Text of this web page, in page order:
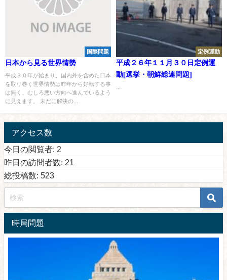
国際問題
日本から見る世界情勢
平成３０年が始まり、国内外を含めた日本
を取り巻く世界情勢は昨年から好転する事
は無く、むしろ悪い方向へ進んでいるよう
に見えます。 未だに解決の...
定例運動
平成２６年１１月３０日定例運
動[選挙・朝鮮総連問題]
アクセス数
今日の閲覧者: 2
昨日の訪問者数: 21
総投稿数: 523
時局問題